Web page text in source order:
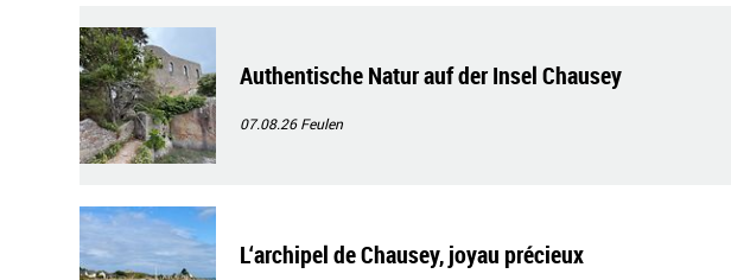
Authentische Natur auf der Insel Chausey
07.08.26Feulen
L‘archipel de Chausey, joyau précieux